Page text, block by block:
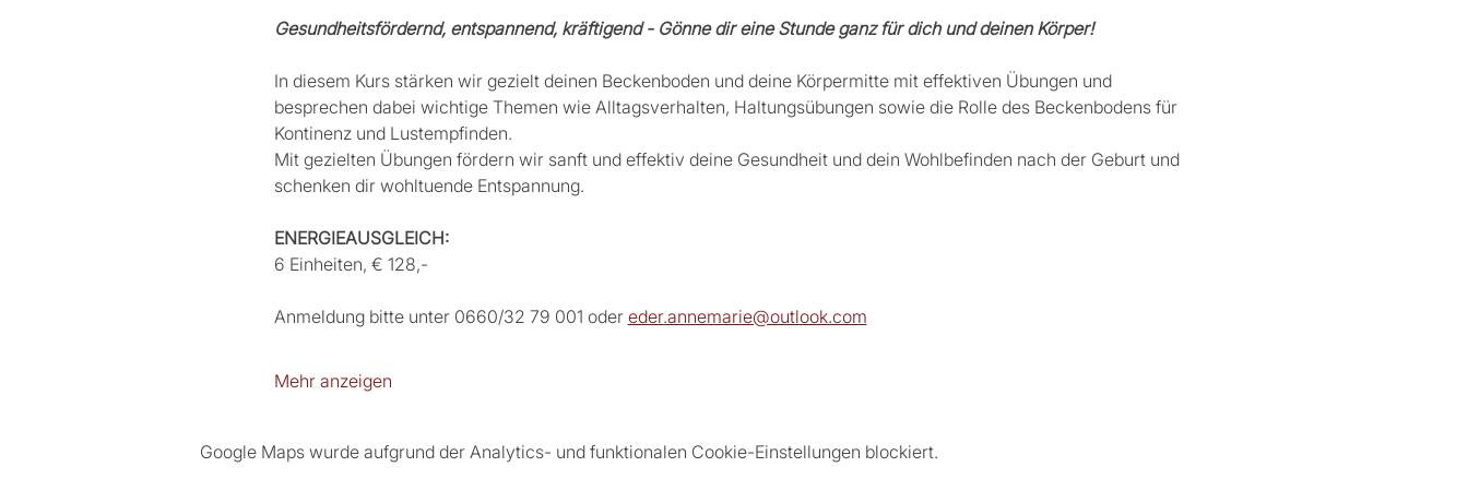
Gesundheitsfördernd, entspannend, kräftigend - Gönne dir eine Stunde ganz für dich und deinen Körper!
In diesem Kurs stärken wir gezielt deinen Beckenboden und deine Körpermitte mit effektiven Übungen und
besprechen dabei wichtige Themen wie Alltagsverhalten, Haltungsübungen sowie die Rolle des Beckenbodens für
Kontinenz und Lustempfinden.
Mit gezielten Übungen fördern wir sanft und effektiv deine Gesundheit und dein Wohlbefinden nach der Geburt und
schenken dir wohltuende Entspannung.
ENERGIEAUSGLEICH:
6 Einheiten, € 128,-
Anmeldung bitte unter 0660/32 79 001 oder eder.annemarie@outlook.com
Mehr anzeigen
Google Maps wurde aufgrund der Analytics- und funktionalen Cookie-Einstellungen blockiert.